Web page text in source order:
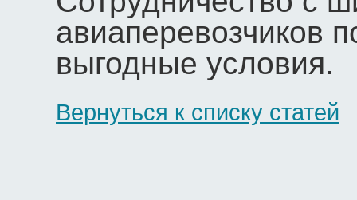
авиаперевозчиков
выгодные условия.
Вернуться к списку статей